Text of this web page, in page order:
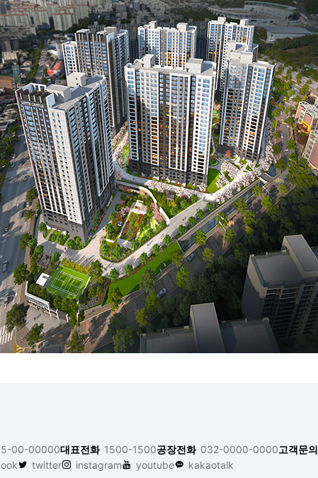
00-00000대표전화 1500-1500공장전화 032-0000-0000고객문의
twitter instagram youtube kakaotalk